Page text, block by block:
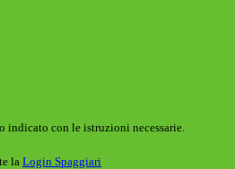
indicato con le istruzioni necessarie.
la Login Spaggiari